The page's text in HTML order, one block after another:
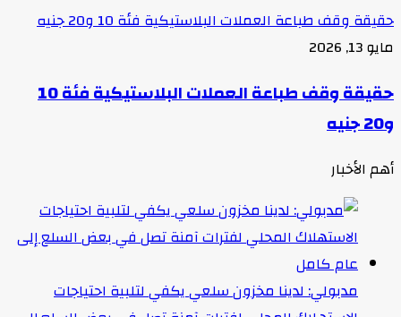
حقيقة وقف طباعة العملات البلاستيكية فئة 10 و20 جنيه
مايو 13, 2026
حقيقة وقف طباعة العملات البلاستيكية فئة 10
و20 جنيه
أهم الأخبار
مدبولي: لدينا مخزون سلعي يكفي لتلبية احتياجات